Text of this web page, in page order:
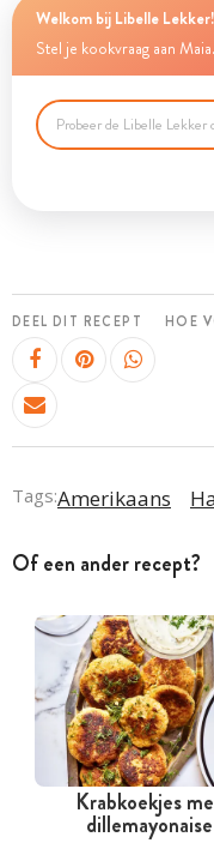
Welkom bij Libelle Lekker!
Stel je kookvraag aan
DEEL DIT RECEPT HOE
Tags:Amerikaans
Of een ander recept?
Krabkoekjes
dillemayonaise